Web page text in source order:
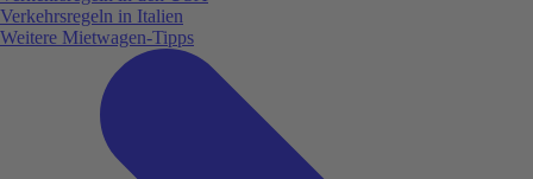
Verkehrsregeln in Italien
Weitere Mietwagen-Tipps